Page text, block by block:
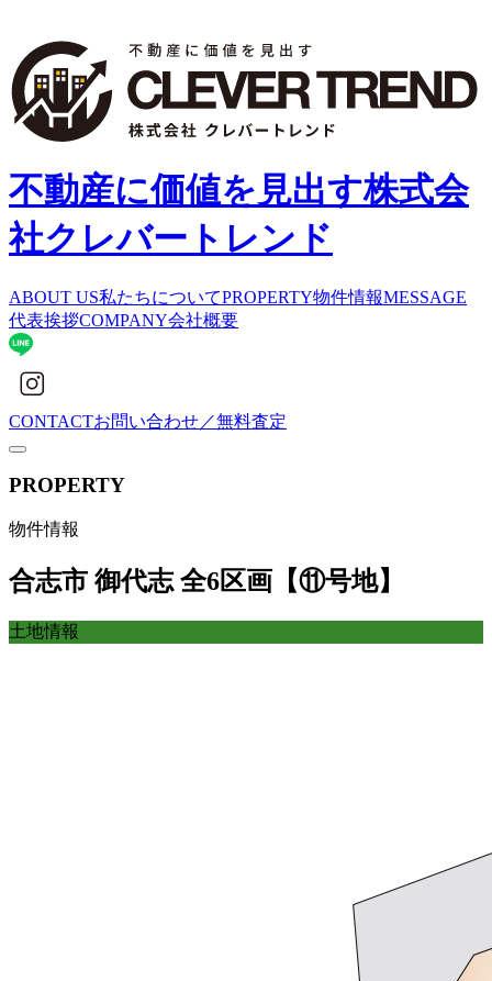
不動産に価値を見出す株式会
社クレバートレンド
ABOUT US私たちについてPROPERTY物件情報MESSAGE
代表挨拶COMPANY会社概要
CONTACTお問い合わせ／無料査定
PROPERTY
物件情報
合志市 御代志 全6区画【⑪号地】
土地情報